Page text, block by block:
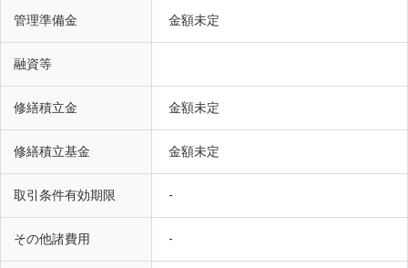
管理準備金 金額未定
融資等
修繕積立金 金額未定
修繕積立基金 金額未定
取引条件有効期限 -
その他諸費用 -